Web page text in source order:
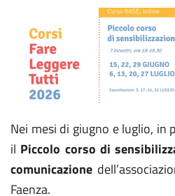
Nei mesi di giugno e luglio, in
il Piccolo corso di
comunicazione
Faenza.